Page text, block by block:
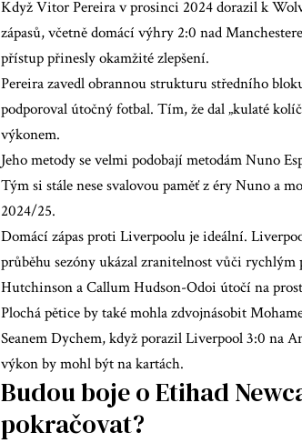
Když Vitor Pereira v prosinci 2024 dorazil k
zápasů, včetně domácí výhry 2:0 nad
přístup přinesly okamžité zlepšení.
Pereira zavedl obrannou strukturu středního
podporoval útočný fotbal. Tím, že dal „kulaté
výkonem.
Jeho metody se velmi podobají metodám Nuno
Tým si stále nese svalovou paměť z éry Nuno a
2024/25.
Domácí zápas proti Liverpoolu je ideální.
průběhu sezóny ukázal zranitelnost vůči
Hutchinson a Callum Hudson-Odoi útočí na
Plochá pětice by také mohla zdvojnásobit
Seanem Dychem, když porazil Liverpool 3:0 na
výkon by mohl být na kartách.
Budou boje o Etihad
pokračovat?